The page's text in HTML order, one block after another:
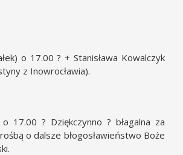
o 17.00 ? + Stanisława Kowalczyk
z Inowrocławia).
17.00 ? Dziękczynno ? błagalna za
o dalsze błogosławieństwo Boże